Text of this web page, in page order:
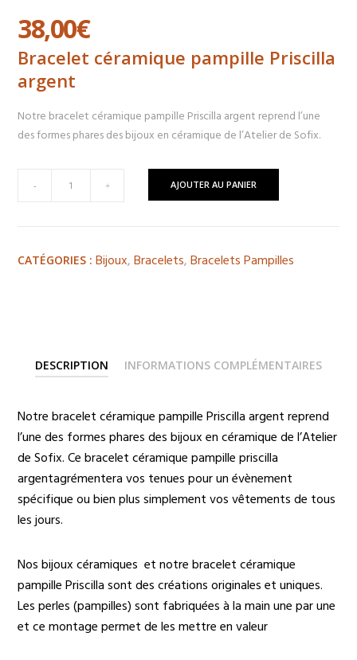
38,00€
Bracelet céramique pampille Priscilla
argent
Notre bracelet céramique pampille Priscilla argent reprend l’une
des formes phares des bijoux en céramique de l’Atelier de Sofix.
pampille
- + AJOUTER AU PANIER
CATÉGORIES : Bijoux,Bracelets,Bracelets Pampilles
DESCRIPTION INFORMATIONS COMPLÉMENTAIRES
Notre bracelet céramique pampille Priscilla argent reprend
l’une des formes phares des bijoux en céramique de l’Atelier
de Sofix. Ce bracelet céramique pampille priscilla
argentagrémentera vos tenues pour un évènement
spécifique ou bien plus simplement vos vêtements de tous
les jours.
Nos bijoux céramiques et notre bracelet céramique
pampille Priscilla sont des créations originales et uniques.
Les perles (pampilles) sont fabriquées à la main une par une
et ce montage permet de les mettre en valeur